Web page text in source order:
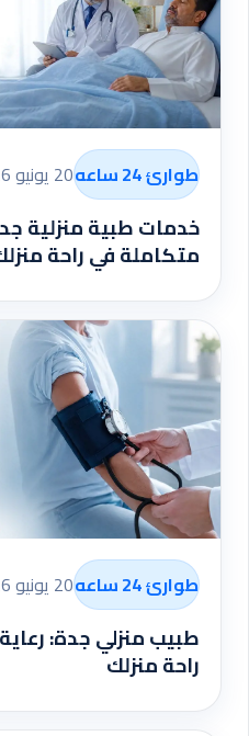
طوارئ 24 ساعه 20 يونيو 2026
خدمات طبية منزلية
متكاملة في راحة
طوارئ 24 ساعه 20 يونيو 2026
طبيب منزلي جدة:
راحة منزلك